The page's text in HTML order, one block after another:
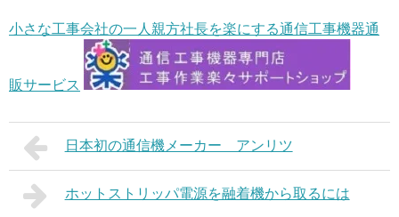
小さな工事会社の一人親方社長を楽にする通信工事機器通
販サービス
日本初の通信機メーカー アンリツ
ホットストリッパ電源を融着機から取るには